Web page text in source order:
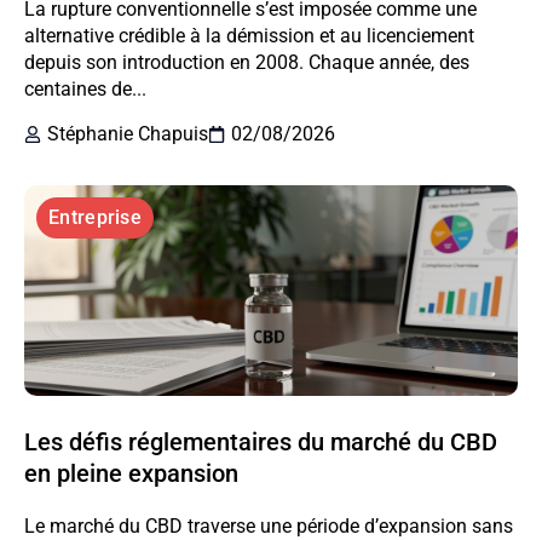
La rupture conventionnelle s’est imposée comme une
alternative crédible à la démission et au licenciement
depuis son introduction en 2008. Chaque année, des
centaines de...
Stéphanie Chapuis
02/08/2026
Entreprise
Les défis réglementaires du marché du CBD
en pleine expansion
Le marché du CBD traverse une période d’expansion sans